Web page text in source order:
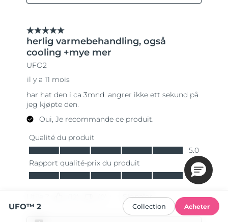
UFO™ 2 Collection Acheter